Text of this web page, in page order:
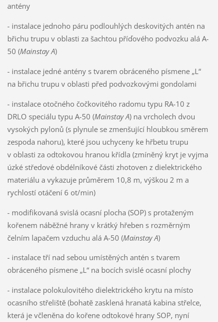
antény
- instalace jednoho páru podlouhlých deskovitých antén na
břichu trupu v oblasti za šachtou příďového podvozku alá A-
50 (Mainstay A)
- instalace jedné antény s tvarem obráceného písmene „L“
na břichu trupu v oblasti před podvozkovými gondolami
- instalace otočného čočkovitého radomu typu RA-10 z
DRLO speciálu typu A-50 (Mainstay A) na vrcholech dvou
vysokých pylonů (s plynule se zmenšující hloubkou směrem
zespoda nahoru), které jsou uchyceny ke hřbetu trupu
v oblasti za odtokovou hranou křídla (zmíněný kryt je vyjma
úzké středové obdélníkové části zhotoven z dielektrického
materiálu a vykazuje průměrem 10,8 m, výškou 2 m a
rychlostí otáčení 6 ot/min)
- modifikovaná svislá ocasní plocha (SOP) s protaženým
kořenem náběžné hrany v krátký hřeben s rozměrným
čelním lapačem vzduchu alá A-50 (Mainstay A)
- instalace tří nad sebou umístěných antén s tvarem
obráceného písmene „L“ na bocích svislé ocasní plochy
- instalace polokulovitého dielektrického krytu na místo
ocasního střeliště (bohatě zasklená hranatá kabina střelce,
která je včleněna do kořene odtokové hrany SOP, nyní